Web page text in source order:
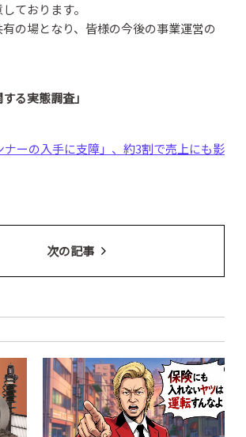
ております。
の場となり、皆様の今後の事業運営の
る実態調査」
ナーの入手に支障」、約3割で売上にも影
次の記事